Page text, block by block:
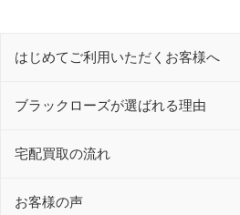
はじめてご利用いただくお客様へ
ブラックローズが選ばれる理由
宅配買取の流れ
お客様の声